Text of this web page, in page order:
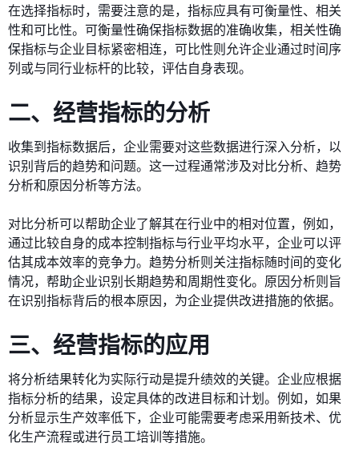
在选择指标时，需要注意的是，指标应具有可衡量性、相关
性和可比性。可衡量性确保指标数据的准确收集，相关性确
保指标与企业目标紧密相连，可比性则允许企业通过时间序
列或与同行业标杆的比较，评估自身表现。
二、经营指标的分析
收集到指标数据后，企业需要对这些数据进行深入分析，以
识别背后的趋势和问题。这一过程通常涉及对比分析、趋势
分析和原因分析等方法。
对比分析可以帮助企业了解其在行业中的相对位置，例如，
通过比较自身的成本控制指标与行业平均水平，企业可以评
估其成本效率的竞争力。趋势分析则关注指标随时间的变化
情况，帮助企业识别长期趋势和周期性变化。原因分析则旨
在识别指标背后的根本原因，为企业提供改进措施的依据。
三、经营指标的应用
将分析结果转化为实际行动是提升绩效的关键。企业应根据
指标分析的结果，设定具体的改进目标和计划。例如，如果
分析显示生产效率低下，企业可能需要考虑采用新技术、优
化生产流程或进行员工培训等措施。